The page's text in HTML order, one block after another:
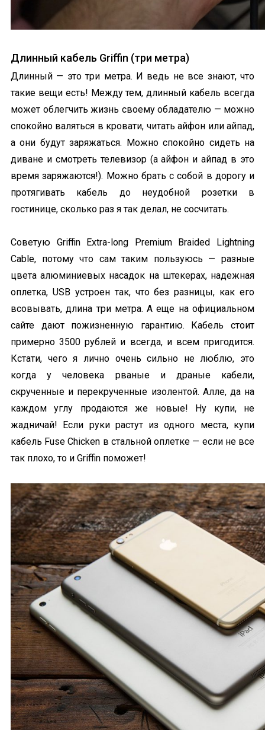
Длинный кабель Griffin (три метра)
Длинный — это три метра. И ведь не все знают, что
такие вещи есть! Между тем, длинный кабель всегда
может облегчить жизнь своему обладателю — можно
спокойно валяться в кровати, читать айфон или айпад,
а они будут заряжаться. Можно спокойно сидеть на
диване и смотреть телевизор (а айфон и айпад в это
время заряжаются!). Можно брать с собой в дорогу и
протягивать кабель до неудобной розетки в
гостинице, сколько раз я так делал, не сосчитать.
Советую Griffin Extra-long Premium Braided Lightning
Cable, потому что сам таким пользуюсь — разные
цвета алюминиевых насадок на штекерах, надежная
оплетка, USB устроен так, что без разницы, как его
всовывать, длина три метра. А еще на официальном
сайте дают пожизненную гарантию. Кабель стоит
примерно 3500 рублей и всегда, и всем пригодится.
Кстати, чего я лично очень сильно не люблю, это
когда у человека рваные и драные кабели,
скрученные и перекрученные изолентой. Алле, да на
каждом углу продаются же новые! Ну купи, не
жадничай! Если руки растут из одного места, купи
кабель Fuse Chicken в стальной оплетке — если не все
так плохо, то и Griffin поможет!